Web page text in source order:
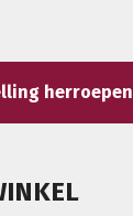
herroepen